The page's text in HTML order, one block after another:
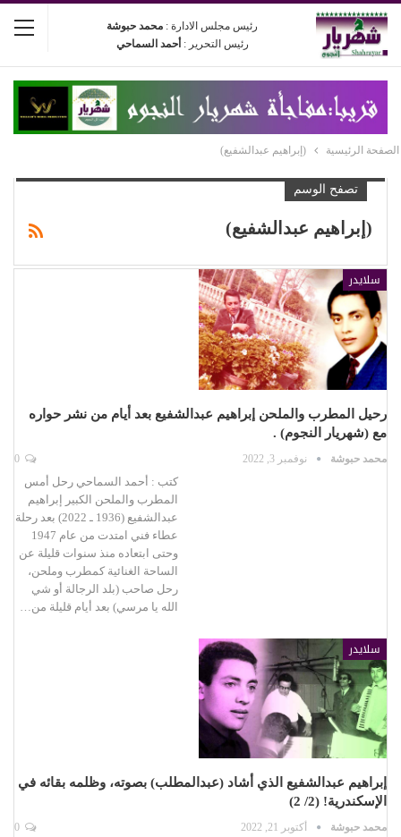
رئيس مجلس الادارة : محمد حبوشة
رئيس التحرير : أحمد السماحي
الصفحة الرئيسية (إبراهيم عبدالشفيع)
تصفح الوسم
(إبراهيم عبدالشفيع)
سلايدر
رحيل المطرب والملحن إبراهيم عبدالشفيع بعد أيام من نشر حواره
مع (شهريار النجوم) .
محمد حبوشة نوفمبر 3, 2022
كتب : أحمد السماحي رحل أمس
المطرب والملحن الكبير إبراهيم
عبدالشفيع (1936 ـ 2022) بعد رحلة
عطاء فني امتدت من عام 1947
وحتى ابتعاده منذ سنوات قليلة عن
الساحة الغنائية كمطرب وملحن،
رحل صاحب (بلد الرجالة أو شي
الله يا مرسي) بعد أيام قليلة من…
سلايدر
إبراهيم عبدالشفيع الذي أشاد (عبدالمطلب) بصوته، وظلمه بقائه في
الإسكندرية! (2/ 2)
محمد حبوشة أكتوبر 21, 2022